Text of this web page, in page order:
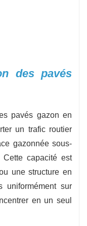
des pavés
pavés gazon en
un trafic routier
gazonnée sous-
capacité est
une structure en
sur
en un seul